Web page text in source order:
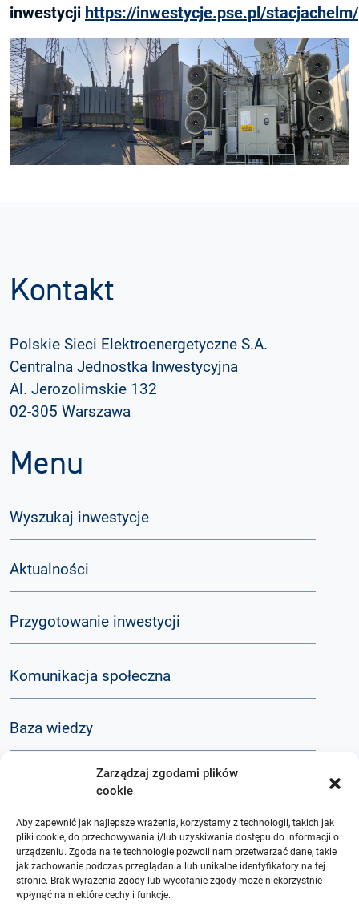
Zarządzaj zgodami plików
cookie
Aby zapewnić jak najlepsze wrażenia, korzystamy z technologii, takich jak
pliki cookie, do przechowywania i/lub uzyskiwania dostępu do informacji o
urządzeniu. Zgoda na te technologie pozwoli nam przetwarzać dane, takie
jak zachowanie podczas przeglądania lub unikalne identyfikatory na tej
stronie. Brak wyrażenia zgody lub wycofanie zgody może niekorzystnie
wpłynąć na niektóre cechy i funkcje.
inwestycji https://inwestycje.pse.pl/stacjachelm/
Kontakt
Polskie Sieci Elektroenergetyczne S.A.
Centralna Jednostka Inwestycyjna
Al. Jerozolimskie 132
02-305 Warszawa
Menu
Wyszukaj inwestycje
Aktualności
Przygotowanie inwestycji
Komunikacja społeczna
Baza wiedzy
O nas